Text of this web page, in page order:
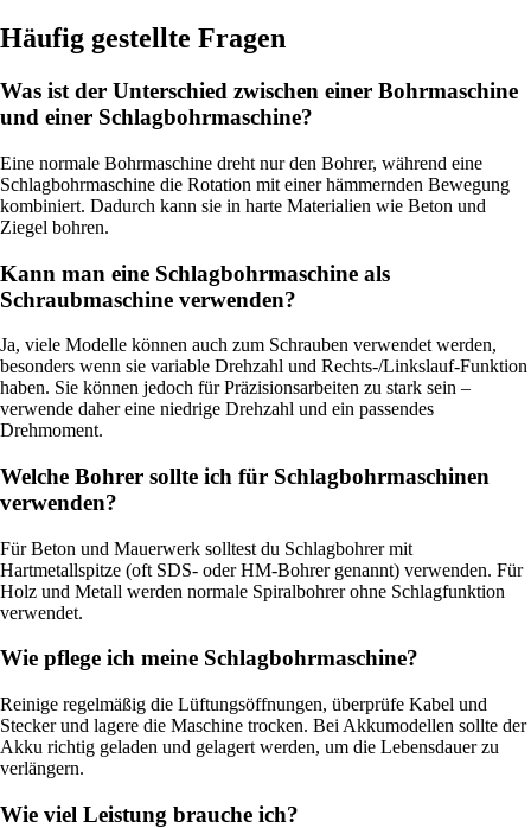
Häufig gestellte Fragen
Was ist der Unterschied zwischen einer Bohrmaschine
und einer Schlagbohrmaschine?
Eine normale Bohrmaschine dreht nur den Bohrer, während eine
Schlagbohrmaschine die Rotation mit einer hämmernden Bewegung
kombiniert. Dadurch kann sie in harte Materialien wie Beton und
Ziegel bohren.
Kann man eine Schlagbohrmaschine als
Schraubmaschine verwenden?
Ja, viele Modelle können auch zum Schrauben verwendet werden,
besonders wenn sie variable Drehzahl und Rechts-/Linkslauf-Funktion
haben. Sie können jedoch für Präzisionsarbeiten zu stark sein –
verwende daher eine niedrige Drehzahl und ein passendes
Drehmoment.
Welche Bohrer sollte ich für Schlagbohrmaschinen
verwenden?
Für Beton und Mauerwerk solltest du Schlagbohrer mit
Hartmetallspitze (oft SDS- oder HM-Bohrer genannt) verwenden. Für
Holz und Metall werden normale Spiralbohrer ohne Schlagfunktion
verwendet.
Wie pflege ich meine Schlagbohrmaschine?
Reinige regelmäßig die Lüftungsöffnungen, überprüfe Kabel und
Stecker und lagere die Maschine trocken. Bei Akkumodellen sollte der
Akku richtig geladen und gelagert werden, um die Lebensdauer zu
verlängern.
Wie viel Leistung brauche ich?